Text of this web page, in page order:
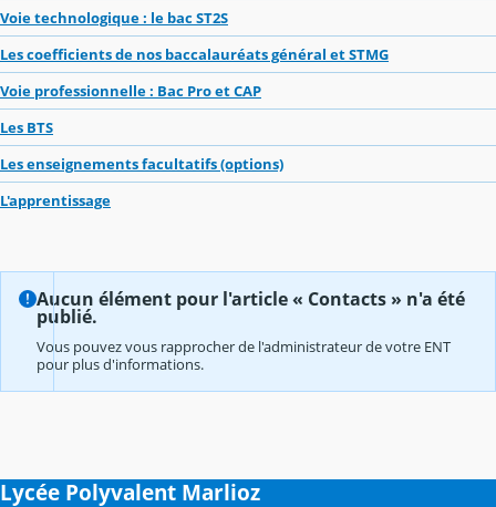
Voie technologique : le bac ST2S
Les coefficients de nos baccalauréats général et STMG
Voie professionnelle : Bac Pro et CAP
Les BTS
Les enseignements facultatifs (options)
L'apprentissage
Aucun élément pour l'article « Contacts » n'a été
publié.
Vous pouvez vous rapprocher de l'administrateur de votre ENT
pour plus d'informations.
Lycée Polyvalent Marlioz